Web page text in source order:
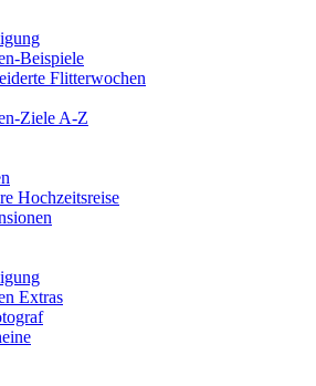
Beispiele
Flitterwochen
Ziele A-Z
Hochzeitsreise
Extras